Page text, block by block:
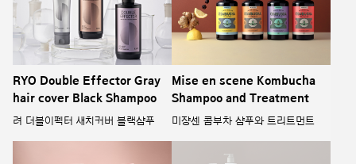
RYO Double Effector Gray
hair cover Black Shampoo
려 더블이펙터 새치커버 블랙샴푸
Mise en scene Kombucha
Shampoo and Treatment
미쟝센 콤부차 샴푸와 트리트먼트